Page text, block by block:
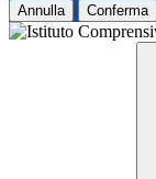
Annulla Conferma